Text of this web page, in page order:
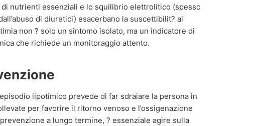
nutrienti essenziali e lo squilibrio elettrolitico (spesso
di diuretici) esacerbano la suscettibilit? ai
non ? solo un sintomo isolato, ma un indicatore di
che richiede un monitoraggio attento.
lipotimico prevede di far sdraiare la persona in
per favorire il ritorno venoso e l’ossigenazione
a lungo termine, ? essenziale agire sulla